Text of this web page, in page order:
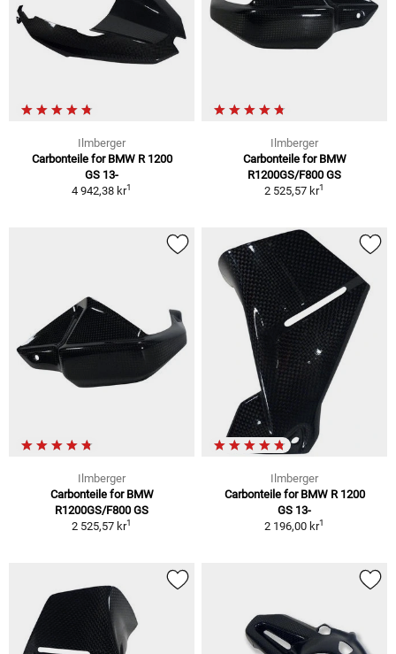
Ilmberger
Carbonteile for BMW R 1200
GS 13-
4 942,38 kr1
Ilmberger
Carbonteile for BMW
R1200GS/F800 GS
2 525,57 kr1
Ilmberger
Carbonteile for BMW
R1200GS/F800 GS
2 525,57 kr1
Ilmberger
Carbonteile for BMW R 1200
GS 13-
2 196,00 kr1